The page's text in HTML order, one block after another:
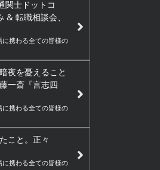
関士ドットコ
転職相談会、
携わる全ての皆様の
夜を憂えること
一斎『言志四
携わる全ての皆様の
こと。正々
携わる全ての皆様の